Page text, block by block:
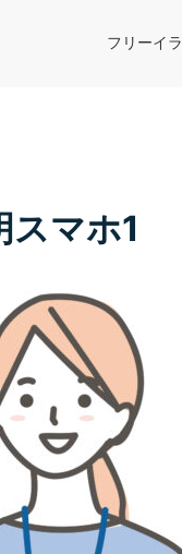
フリーイ
スマホ1